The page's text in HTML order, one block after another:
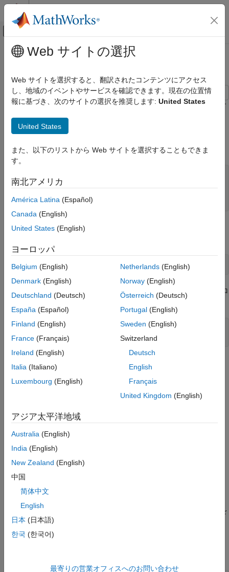
コンテンツへスキップ
オフキャンバス ナビゲーション メ
ドキュメンテーションのホーム
Statistics and Machine Learning Toolbox
回帰
正則化
ポアソン回帰の正則化
メインコンテンツ
ポアソン回帰の正則化
次の例は、一般化線形モデルから冗長な予測子を見つけて削除す
る方法を示します。
と 1 つの定数を使ってポアソン応答を作成します。
X = randn(100,20);
y = poissrnd(mu);
データのポアソン回帰モデルの交差検証 LASSO 正則化を構築し
[B,FitInfo] = lassoglm(X,y,'poisson','CV',10);
正則化パラメーターの効果を確認するために交差検証プロ
ットを調べます。
lassoPlot(B,FitInfo, 'plottype','CV');
legend('show' % show legend
青の円と破線が、最小交差検証誤差のある点と 1 つの標準偏差を
示します。
Web サイトの選択
Web サイトを選択すると、翻訳されたコンテンツにアクセス
し、地域のイベントやサービスを確認できます。現在の位置情
報に基づき、次のサイトの選択を推奨します: United States
United States
また、以下のリストから Web サイトを選択することもできま
す。
南北アメリカ
América Latina (Español)
Canada (English)
United States (English)
ヨーロッパ
Belgium (English)
Denmark (English)
Deutschland (Deutsch)
España (Español)
Finland (English)
France (Français)
Ireland (English)
Italia (Italiano)
Luxembourg (English)
Netherlands(English)
Norway(English)
Österreich (Deutsch)
Portugal(English)
Sweden (English)
Switzerland
Deutsch
English
Français
United Kingdom (English)
アジア太平洋地域
Australia (English)
India (English)
New Zealand (English)
中国
简体中文
English
日本 (日本語)
한국 (한국어)
最寄りの営業オフィスへのお問い合わせ